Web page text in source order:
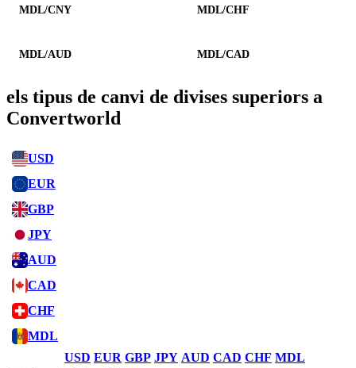
MDL/CNY MDL/CHF
MDL/AUD MDL/CAD
els tipus de canvi de divises superiors a
Convertworld
USD
EUR
GBP
JPY
AUD
CAD
CHF
MDL
USD EUR GBP JPY AUD CAD CHF MDL